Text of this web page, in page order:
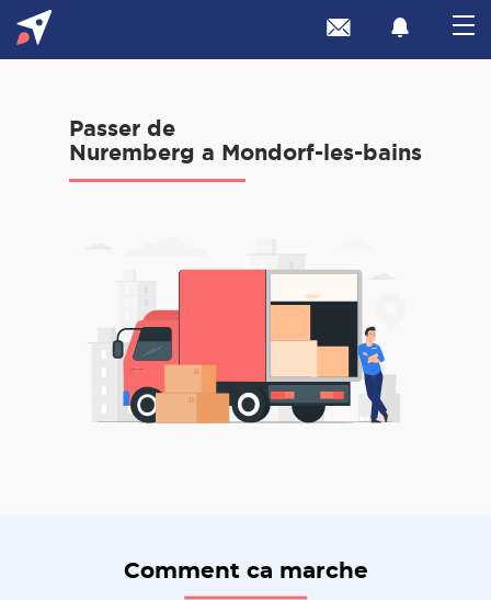
Passer de
Nuremberg a Mondorf-les-bains
Comment ca marche